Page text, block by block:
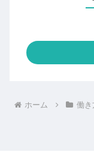
ホーム 働き